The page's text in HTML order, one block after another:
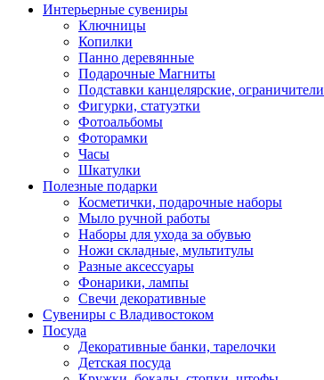
Интерьерные сувениры
Ключницы
Копилки
Панно деревянные
Подарочные Магниты
Подставки канцелярские, ограничители
Фигурки, статуэтки
Фотоальбомы
Фоторамки
Часы
Шкатулки
Полезные подарки
Косметички, подарочные наборы
Мыло ручной работы
Наборы для ухода за обувью
Ножи складные, мультитулы
Разные аксессуары
Фонарики, лампы
Свечи декоративные
Сувениры с Владивостоком
Посуда
Декоративные банки, тарелочки
Детская посуда